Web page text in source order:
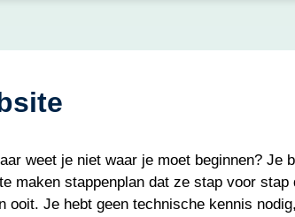
weet je niet waar je moet beginnen? Je
maken stappenplan dat ze stap voor
ooit. Je hebt geen technische kennis